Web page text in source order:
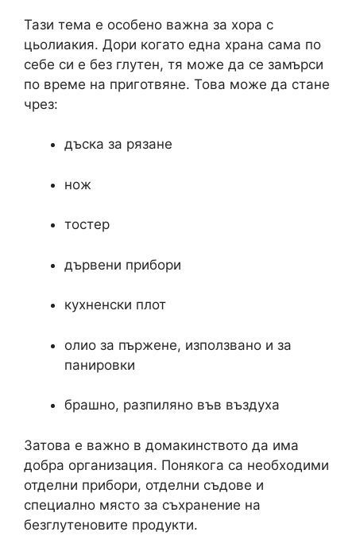
Тази тема е особено важна за хора с
цьолиакия. Дори когато една храна сама по
себе си е без глутен, тя може да се замърси
по време на приготвяне. Това може да стане
чрез:
дъска за рязане
нож
тостер
дървени прибори
кухненски плот
олио за пържене, използвано и за
панировки
брашно, разпиляно във въздуха
Затова е важно в домакинството да има
добра организация. Понякога са необходими
отделни прибори, отделни съдове и
специално място за съхранение на
безглутеновите продукти.